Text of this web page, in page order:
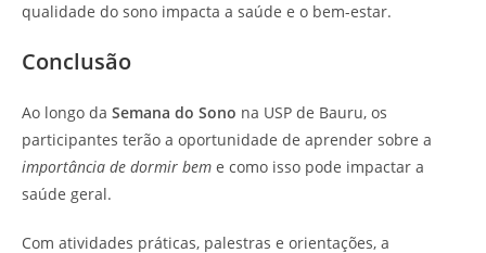
qualidade do sono impacta a saúde e o bem-estar.
Conclusão
Ao longo da Semana do Sono na USP de Bauru, os
participantes terão a oportunidade de aprender sobre a
importância de dormir bem e como isso pode impactar a
saúde geral.
Com atividades práticas, palestras e orientações, a